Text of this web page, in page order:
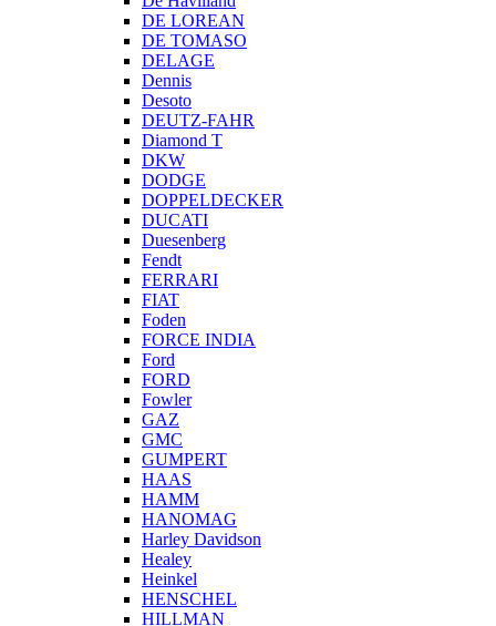
DE LOREAN
DE TOMASO
DELAGE
Dennis
Desoto
DEUTZ-FAHR
Diamond T
DKW
DODGE
DOPPELDECKER
DUCATI
Duesenberg
Fendt
FERRARI
FIAT
Foden
FORCE INDIA
Ford
FORD
Fowler
GAZ
GMC
GUMPERT
HAAS
HAMM
HANOMAG
Harley Davidson
Healey
Heinkel
HENSCHEL
HILLMAN